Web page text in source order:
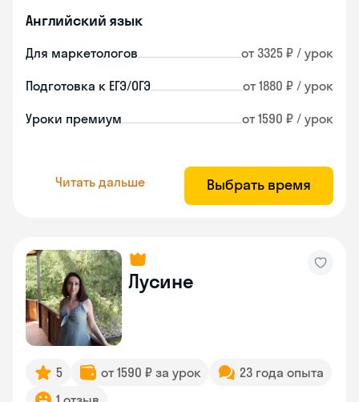
Английский язык
Для маркетологов от 3325 ₽ / урок
Подготовка к ЕГЭ/ОГЭ от 1880 ₽ / урок
Уроки премиум от 1590 ₽ / урок
Читать дальше Выбрать время
Лусине
5 от 1590 ₽ за урок
23 года опыта